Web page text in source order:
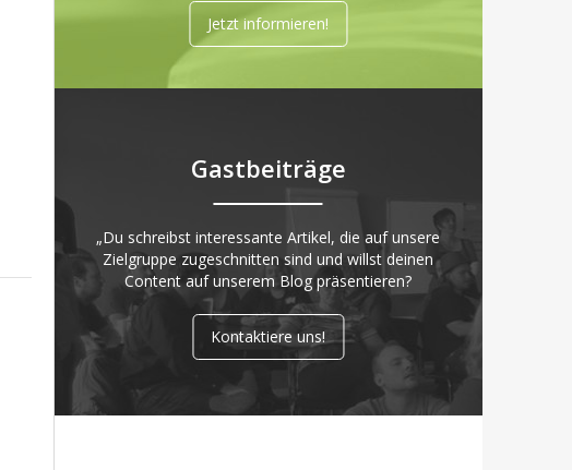
Jetzt informieren!
Gastbeiträge
„Du schreibst interessante Artikel, die auf unsere
Zielgruppe zugeschnitten sind und willst deinen
Content auf unserem Blog präsentieren?
Kontaktiere uns!